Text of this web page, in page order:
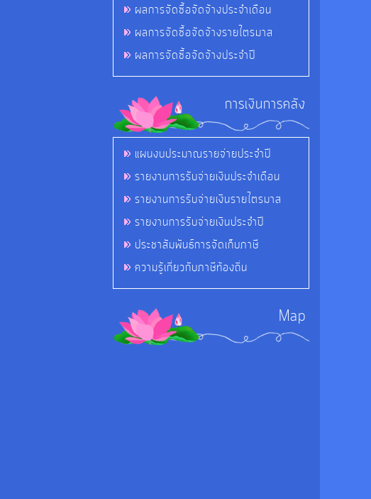
ผลการจัดซื้อจัดจ้างประจำเดือน
ผลการจัดซื้อจัดจ้างรายไตรมาส
ผลการจัดซื้อจัดจ้างประจำปี
การเงินการคลัง
แผนงบประมาณรายจ่ายประจำปี
รายงานการรับจ่ายเงินประจำเดือน
รายงานการรับจ่ายเงินรายไตรมาส
รายงานการรับจ่ายเงินประจำปี
ประชาสัมพันธ์การจัดเก็บภาษี
ความรู้เกี่ยวกับภาษีท้องถิ่น
Map